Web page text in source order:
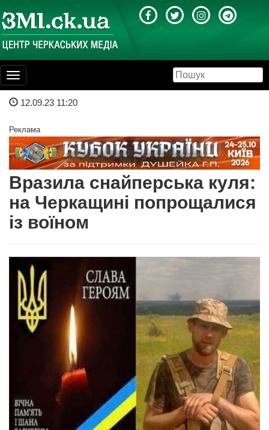
Toggle
navigation
12.09.23 11:20
Реклама
Вразила снайперська куля:
на Черкащині попрощалися
із воїном